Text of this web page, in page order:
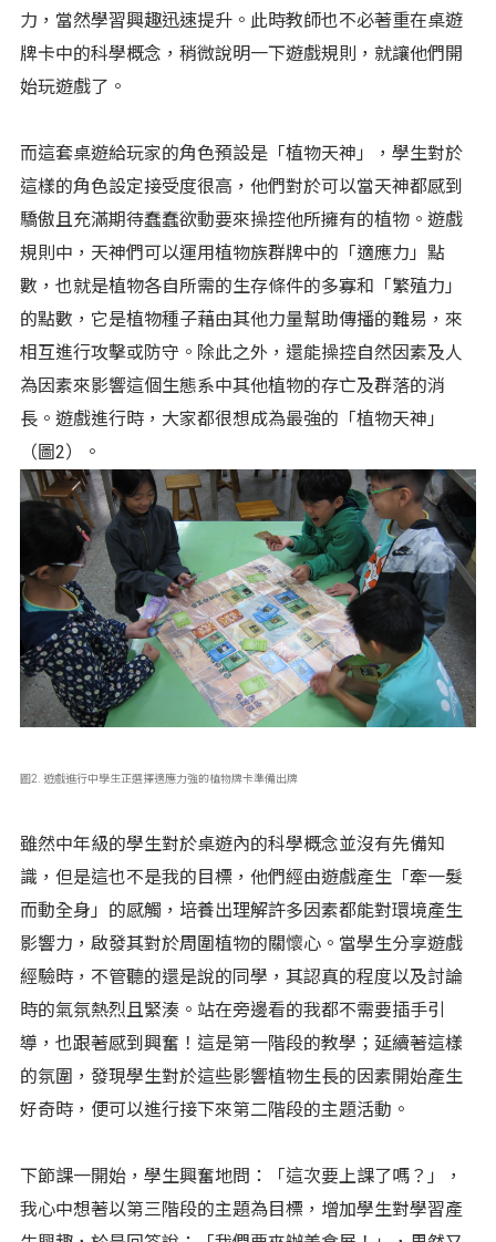
力，當然學習興趣迅速提升。此時教師也不必著重在桌遊
牌卡中的科學概念，稍微說明一下遊戲規則，就讓他們開
始玩遊戲了。
而這套桌遊給玩家的角色預設是「植物天神」，學生對於
這樣的角色設定接受度很高，他們對於可以當天神都感到
驕傲且充滿期待蠢蠢欲動要來操控他所擁有的植物。遊戲
規則中，天神們可以運用植物族群牌中的「適應力」點
數，也就是植物各自所需的生存條件的多寡和「繁殖力」
的點數，它是植物種子藉由其他力量幫助傳播的難易，來
相互進行攻擊或防守。除此之外，還能操控自然因素及人
為因素來影響這個生態系中其他植物的存亡及群落的消
長。遊戲進行時，大家都很想成為最強的「植物天神」
（圖2）。
圖2. 遊戲進行中學生正選擇適應力強的植物牌卡準備出牌
雖然中年級的學生對於桌遊內的科學概念並沒有先備知
識，但是這也不是我的目標，他們經由遊戲產生「牽一髮
而動全身」的感觸，培養出理解許多因素都能對環境產生
影響力，啟發其對於周圍植物的關懷心。當學生分享遊戲
經驗時，不管聽的還是說的同學，其認真的程度以及討論
時的氣氛熱烈且緊湊。站在旁邊看的我都不需要插手引
導，也跟著感到興奮！這是第一階段的教學；延續著這樣
的氛圍，發現學生對於這些影響植物生長的因素開始產生
好奇時，便可以進行接下來第二階段的主題活動。
下節課一開始，學生興奮地問：「這次要上課了嗎？」，
我心中想著以第三階段的主題為目標，增加學生對學習產